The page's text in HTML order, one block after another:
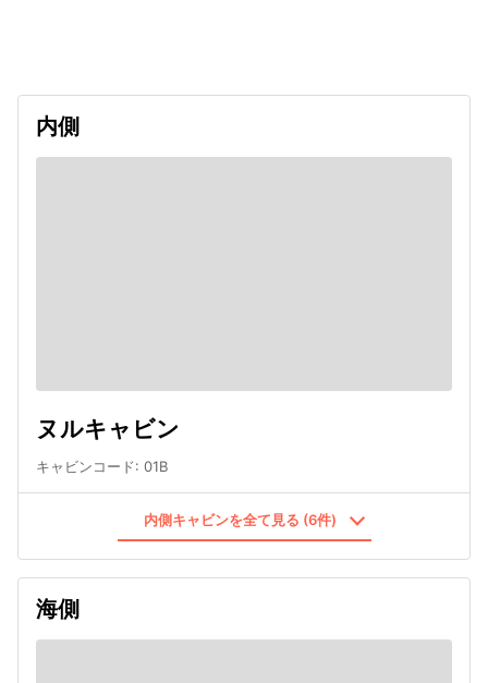
内側
ヌルキャビン
キャビンコード: 01B
内側キャビンを全て見る (6件)
海側